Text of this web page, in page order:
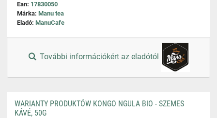
Ean: 17830050
Márka: Manu tea
Eladó: ManuCafe
További információkért az eladótól
WARIANTY PRODUKTÓW KONGO NGULA BIO - SZEMES
KÁVÉ, 50G